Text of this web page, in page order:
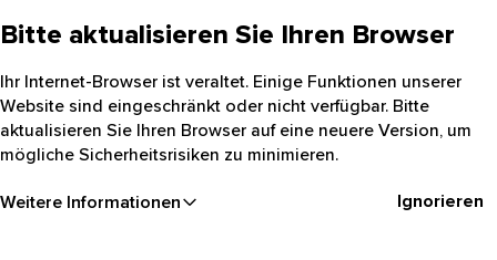
Bitte aktualisieren Sie Ihren Browser
Ihr Internet-Browser ist veraltet. Einige Funktionen unserer
Website sind eingeschränkt oder nicht verfügbar. Bitte
aktualisieren Sie Ihren Browser auf eine neuere Version, um
mögliche Sicherheitsrisiken zu minimieren.
Weitere Informationen Ignorieren